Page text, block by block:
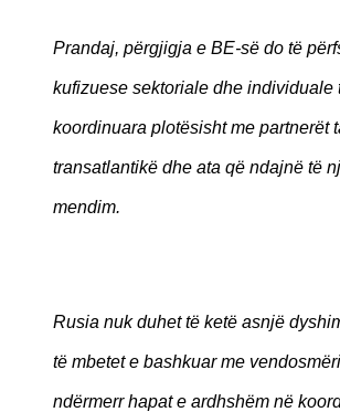
Prandaj, përgjigja e BE-së do të
kufizuese sektoriale dhe individuale
koordinuara plotësisht me partnerët
transatlantikë dhe ata që ndajnë të
mendim.
Rusia nuk duhet të ketë asnjë
të mbetet e bashkuar me
ndërmerr hapat e ardhshëm në